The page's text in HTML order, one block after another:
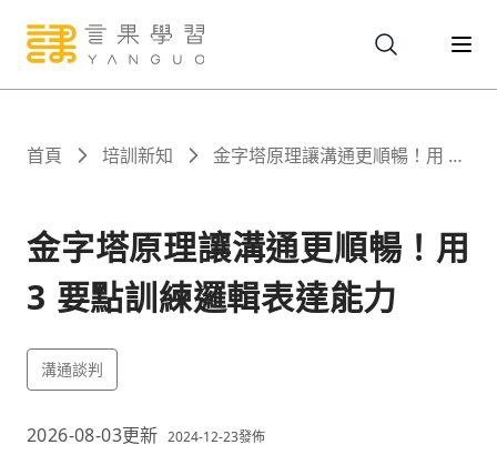
關於
課程
報名
文章
首頁 培訓新知
金字塔原理讓溝通更順暢！用 3
金字塔原理讓溝通更順暢！用
3 要點訓練邏輯表達能力
溝通談判
2026-08-03更新 2024-12-23發佈